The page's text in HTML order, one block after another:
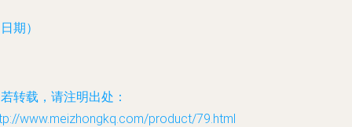
期）
转载，请注明出处：
www.meizhongkq.com/product/79.html